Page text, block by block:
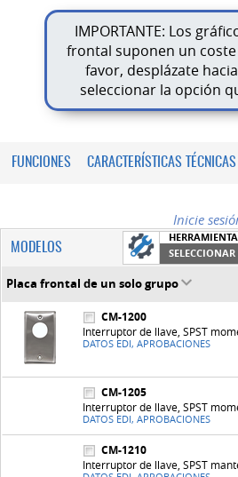
IMPORTANTE: Los
frontal suponen un
favor, desplázate
seleccionar la opción
FUNCIONES CARACTERÍSTICAS TÉCNICAS
Inicie
MODELOS
Placa frontal de un solo grupo
CM-1200
Interruptor de llave, SPST
DATOS EDI, APROBACIONES
CM-1205
Interruptor de llave, SPST
DATOS EDI, APROBACIONES
CM-1210
Interruptor de llave, SPST